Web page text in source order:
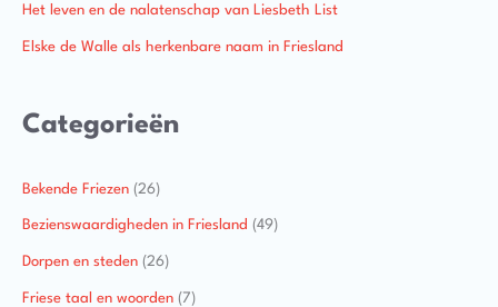
Het leven en de nalatenschap van Liesbeth List
Elske de Walle als herkenbare naam in Friesland
Categorieën
Bekende Friezen (26)
Bezienswaardigheden in Friesland (49)
Dorpen en steden (26)
Friese taal en woorden (7)